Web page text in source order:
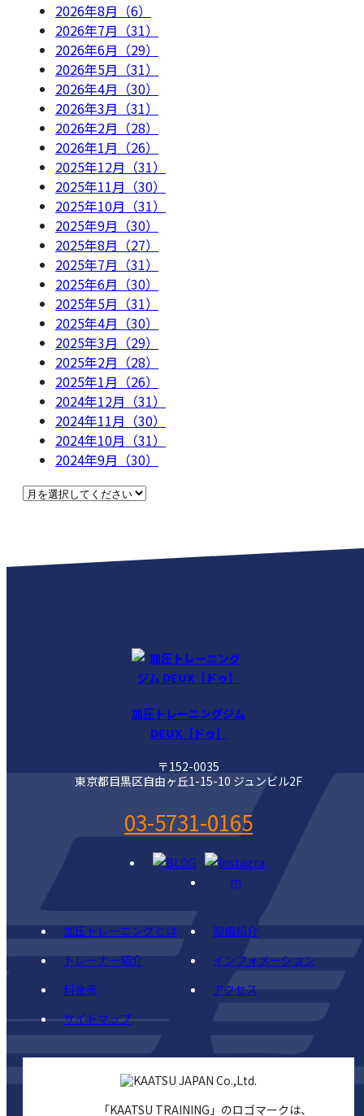
2026年8月（6）
2026年7月（31）
2026年6月（29）
2026年5月（31）
2026年4月（30）
2026年3月（31）
2026年2月（28）
2026年1月（26）
2025年12月（31）
2025年11月（30）
2025年10月（31）
2025年9月（30）
2025年8月（27）
2025年7月（31）
2025年6月（30）
2025年5月（31）
2025年4月（30）
2025年3月（29）
2025年2月（28）
2025年1月（26）
2024年12月（31）
2024年11月（30）
2024年10月（31）
2024年9月（30）
加圧トレーニングジム
DEUX［ドゥ］
〒152-0035
東京都目黒区自由ヶ丘1-15-10 ジュンビル2F
03-5731-0165
加圧トレーニングとは
設備紹介
トレーナー紹介
インフォメーション
料金表
アクセス
サイトマップ
「KAATSU TRAINING」のロゴマークは、